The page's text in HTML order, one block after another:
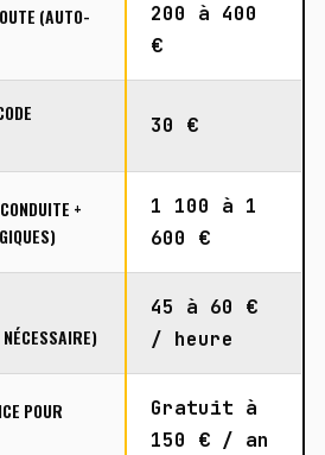
(AUTO-
200 à 400
€
30 €
+
1 100 à 1
600 €
45 à 60 €
/ heure
POUR
Gratuit à
150 € / an